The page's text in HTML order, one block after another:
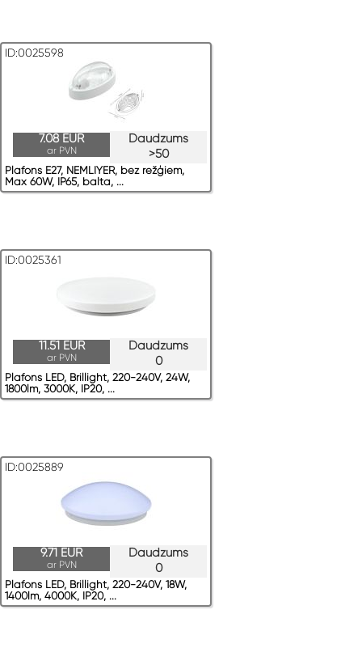
ID:0025598
Daudzums
>50
7.08 EUR
ar PVN
Plafons E27, NEMLIYER, bez režģiem,
Max 60W, IP65, balta, ...
ID:0025361
Daudzums
0
11.51 EUR
ar PVN
Plafons LED, Brillight, 220-240V, 24W,
1800lm, 3000K, IP20, ...
ID:0025889
Daudzums
0
9.71 EUR
ar PVN
Plafons LED, Brillight, 220-240V, 18W,
1400lm, 4000K, IP20, ...